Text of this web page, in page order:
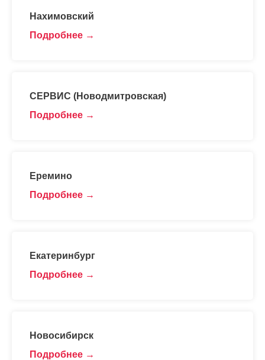
Нахимовский
Подробнее
СЕРВИС (Новодмитровская)
Подробнее
Еремино
Подробнее
Екатеринбург
Подробнее
Новосибирск
Подробнее